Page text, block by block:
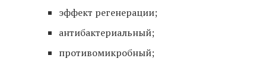
эффект регенерации;
антибактериальный;
противомикробный;